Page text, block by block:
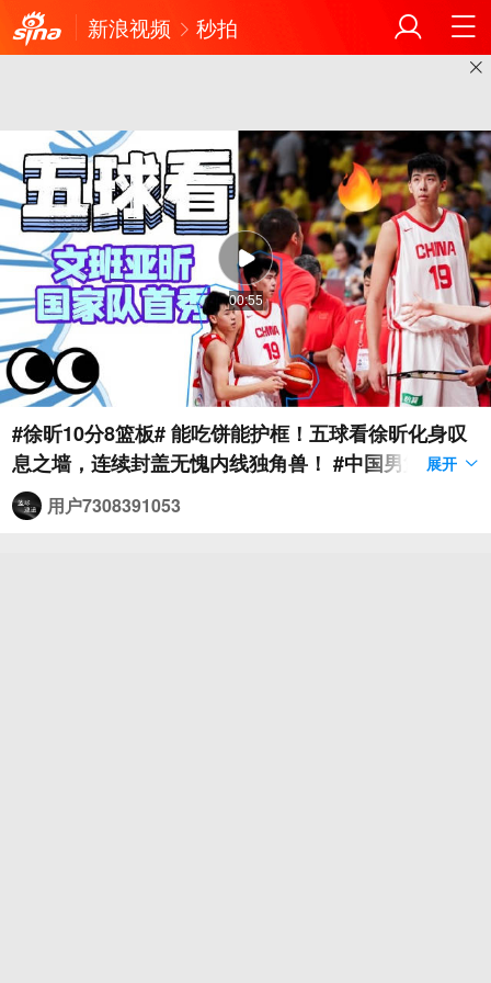
新浪视频 秒拍
00:55
#徐昕10分8篮板# 能吃饼能护框！五球看徐昕化身叹
息之墙，连续封盖无愧内线独角兽！ #中国男篮战胜
塞尔维亚FMP##看篮球上咪咕#
展开
用户7308391053